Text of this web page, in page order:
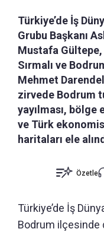
Türkiye’de İş
Grubu Başkanı
Mustafa Gültepe,
Sırmalı ve
Mehmet
zirvede Bodrum
yayılması,
ve Türk
haritaları ele
Özetle
Türkiye’de İş
Bodrum ilçesinde